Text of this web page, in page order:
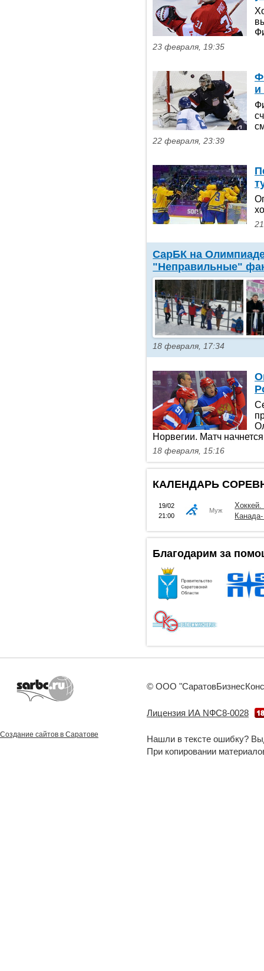
23 февраля, 19:35
и
22 февраля, 23:39
СарБК на
"Неправильные"
18 февраля, 17:34
Норвегии. Матч
18 февраля, 15:16
КАЛЕНДАРЬ
19/02
21:00
Муж
Благодарим за
© ООО
Лицензия ИА NФС8-0028
Нашли в тексте ошибку?
При копировании
Создание сайтов в Саратове